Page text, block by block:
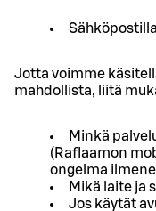
Jotta voimme
mahdollista, liitä
Minkä
(Raflaamon
ongelma
Mikä laite ja
Jos käytät